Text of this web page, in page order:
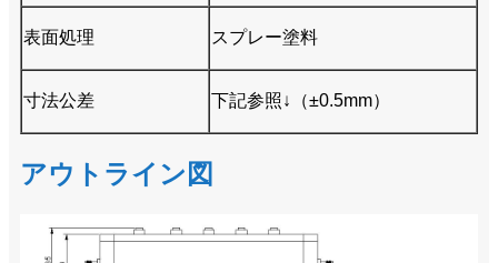
表面処理 スプレー塗料
寸法公差 下記参照↓（±0.5mm）
アウトライン図